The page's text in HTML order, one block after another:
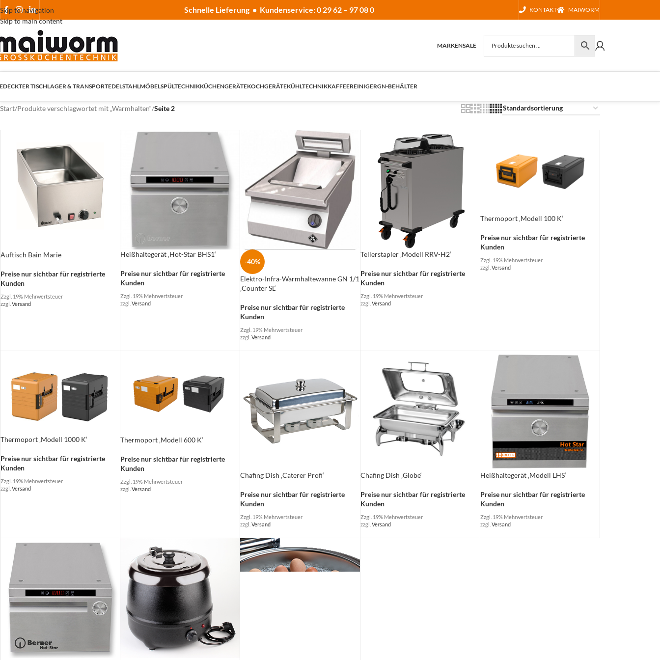
Skip to navigation
Skip to main content
Schnelle Lieferung • Kundenservice: 0 29 62 – 97 08 0 KONTAKT MAIWORM
MARKENSALE
TISCHLAGER & TRANSPORTEDELSTAHLMÖBELSPÜLTECHNIKKÜCHENGERÄTEKOCHGERÄTEKÜHLTECHNIKKAFFEEREINIGERGN-BEHÄLTER
Start/Produkte verschlagwortet mit „Warmhalten“/Seite 2
Auftisch Bain Marie
Preise nur sichtbar für registrierte
Kunden
Zzgl. 19% Mehrwertsteuer
zzgl. Versand
Heißhaltegerät ‚Hot-Star BHS1‘
Preise nur sichtbar für registrierte
Kunden
Zzgl. 19% Mehrwertsteuer
zzgl.Versand
-40%
Elektro-Infra-Warmhaltewanne GN 1/1
‚Counter SL‘
Preise nur sichtbar für registrierte
Kunden
Zzgl. 19% Mehrwertsteuer
zzgl.Versand
Tellerstapler ‚Modell RRV-H2‘
Preise nur sichtbar für registrierte
Kunden
Zzgl. 19% Mehrwertsteuer
zzgl. Versand
Thermoport ‚Modell 100 K‘
Preise nur sichtbar für registrierte
Kunden
Zzgl. 19% Mehrwertsteuer
zzgl. Versand
Thermoport ‚Modell 1000 K‘
Preise nur sichtbar für registrierte
Kunden
Zzgl. 19% Mehrwertsteuer
zzgl. Versand
Thermoport ‚Modell 600 K‘
Preise nur sichtbar für registrierte
Kunden
Zzgl. 19% Mehrwertsteuer
zzgl.Versand
Chafing Dish ‚Caterer Profi‘
Preise nur sichtbar für registrierte
Kunden
Zzgl. 19% Mehrwertsteuer
zzgl.Versand
Chafing Dish ‚Globe‘
Preise nur sichtbar für registrierte
Kunden
Zzgl. 19% Mehrwertsteuer
zzgl. Versand
Heißhaltegerät ‚Modell LHS‘
Preise nur sichtbar für registrierte
Kunden
Zzgl. 19% Mehrwertsteuer
zzgl. Versand